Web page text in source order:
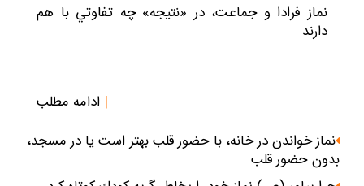
نماز فرادا و جماعت، در «نتيجه» چه تفاوتي با هم
دارند
| ادامه مطلب
نماز خواندن در خانه، با حضور قلب بهتر است يا در مسجد،
بدون حضور قلب